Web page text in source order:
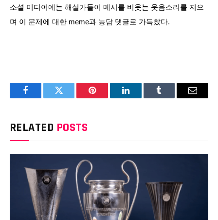
소셜 미디어에는 해설가들이 메시를 비웃는 웃음소리를 지으
며 이 문제에 대한 meme과 농담 댓글로 가득찼다.
FacebookTwitter Pinterest LinkedInTumblr Email
RELATED POSTS